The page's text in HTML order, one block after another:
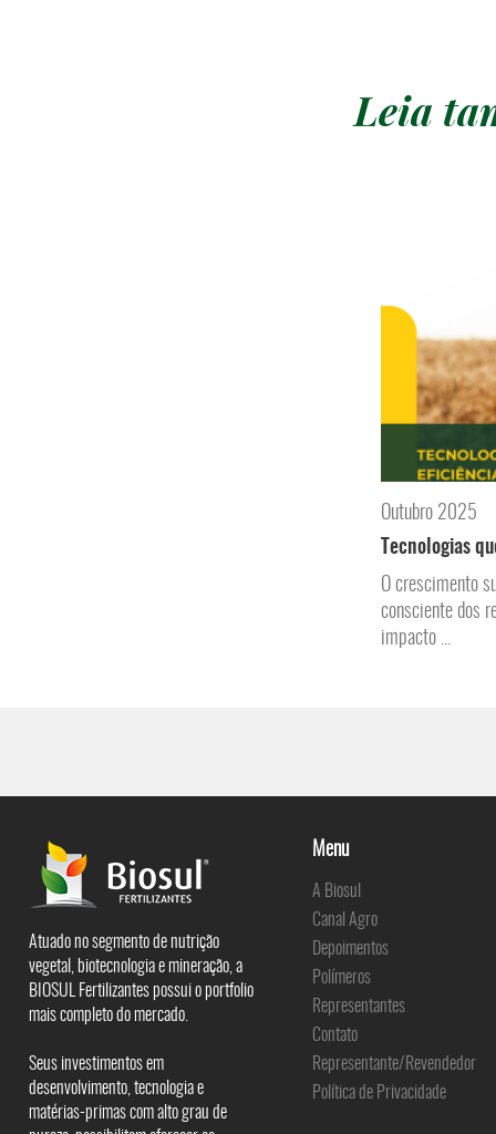
Leia
Outubro 2025
Tecnologias
O crescimento
consciente dos
impacto ...
Atuado no segmento de nutrição
vegetal, biotecnologia e mineração, a
BIOSUL Fertilizantes possui o portfolio
mais completo do mercado.
Seus investimentos em
desenvolvimento, tecnologia e
matérias-primas com alto grau de
Menu
A Biosul
Canal Agro
Depoimentos
Polímeros
Representantes
Contato
Representante/Revendedor
Política de Privacidade